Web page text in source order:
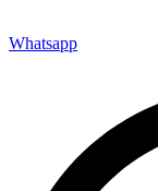
Whatsapp